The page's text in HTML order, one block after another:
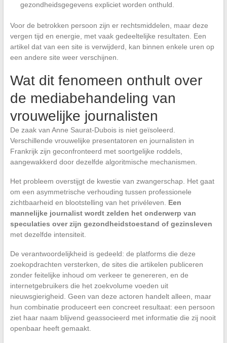
gezondheidsgegevens expliciet worden onthuld.
Voor de betrokken persoon zijn er rechtsmiddelen, maar deze
vergen tijd en energie, met vaak gedeeltelijke resultaten. Een
artikel dat van een site is verwijderd, kan binnen enkele uren op
een andere site weer verschijnen.
Wat dit fenomeen onthult over
de mediabehandeling van
vrouwelijke journalisten
De zaak van Anne Saurat-Dubois is niet geïsoleerd.
Verschillende vrouwelijke presentatoren en journalisten in
Frankrijk zijn geconfronteerd met soortgelijke roddels,
aangewakkerd door dezelfde algoritmische mechanismen.
Het probleem overstijgt de kwestie van zwangerschap. Het gaat
om een asymmetrische verhouding tussen professionele
zichtbaarheid en blootstelling van het privéleven. Een
mannelijke journalist wordt zelden het onderwerp van
speculaties over zijn gezondheidstoestand of gezinsleven
met dezelfde intensiteit.
De verantwoordelijkheid is gedeeld: de platforms die deze
zoekopdrachten versterken, de sites die artikelen publiceren
zonder feitelijke inhoud om verkeer te genereren, en de
internetgebruikers die het zoekvolume voeden uit
nieuwsgierigheid. Geen van deze actoren handelt alleen, maar
hun combinatie produceert een concreet resultaat: een persoon
ziet haar naam blijvend geassocieerd met informatie die zij nooit
openbaar heeft gemaakt.